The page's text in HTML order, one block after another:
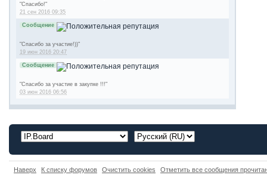
"Спасибо!"
21 сен 2016 09:35
Сообщение
"Спасибо за участие!))"
19 июн 2016 20:47
Сообщение
"Спасибо за участие в закупке !!!"
03 июн 2016 06:56
Наверх К списку форумов Очистить cookies Отметить все сообщения